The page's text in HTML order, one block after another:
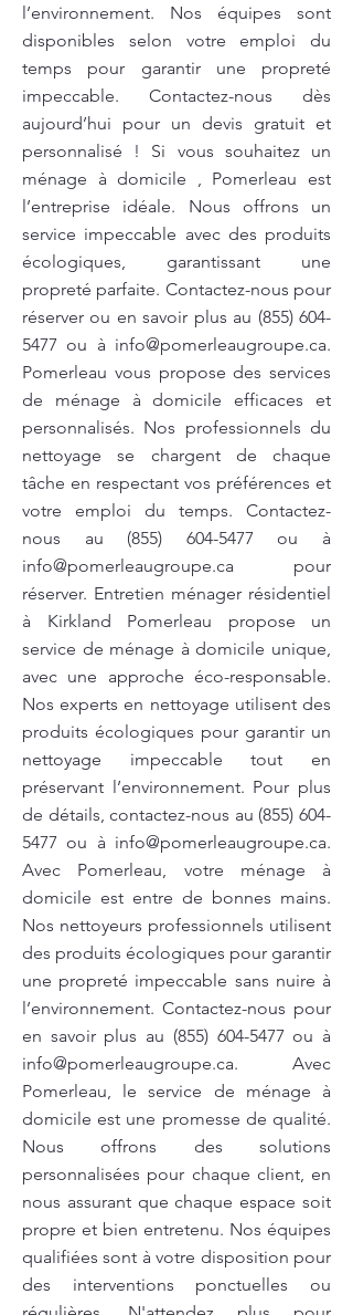
l’environnement. Nos équipes sont
disponibles selon votre emploi du
temps pour garantir une propreté
impeccable. Contactez-nous dès
aujourd’hui pour un devis gratuit et
personnalisé ! Si vous souhaitez un
ménage à domicile , Pomerleau est
l’entreprise idéale. Nous offrons un
service impeccable avec des produits
écologiques, garantissant une
propreté parfaite. Contactez-nous pour
réserver ou en savoir plus au (855) 604-
5477 ou à info@pomerleaugroupe.ca.
Pomerleau vous propose des services
de ménage à domicile efficaces et
personnalisés. Nos professionnels du
nettoyage se chargent de chaque
tâche en respectant vos préférences et
votre emploi du temps. Contactez-
nous au (855) 604-5477 ou à
info@pomerleaugroupe.ca pour
réserver. Entretien ménager résidentiel
à Kirkland Pomerleau propose un
service de ménage à domicile unique,
avec une approche éco-responsable.
Nos experts en nettoyage utilisent des
produits écologiques pour garantir un
nettoyage impeccable tout en
préservant l’environnement. Pour plus
de détails, contactez-nous au (855) 604-
5477 ou à info@pomerleaugroupe.ca.
Avec Pomerleau, votre ménage à
domicile est entre de bonnes mains.
Nos nettoyeurs professionnels utilisent
des produits écologiques pour garantir
une propreté impeccable sans nuire à
l’environnement. Contactez-nous pour
en savoir plus au (855) 604-5477 ou à
info@pomerleaugroupe.ca. Avec
Pomerleau, le service de ménage à
domicile est une promesse de qualité.
Nous offrons des solutions
personnalisées pour chaque client, en
nous assurant que chaque espace soit
propre et bien entretenu. Nos équipes
qualifiées sont à votre disposition pour
des interventions ponctuelles ou